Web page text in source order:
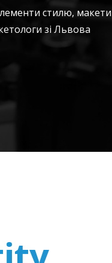
стилю,
зі Львова